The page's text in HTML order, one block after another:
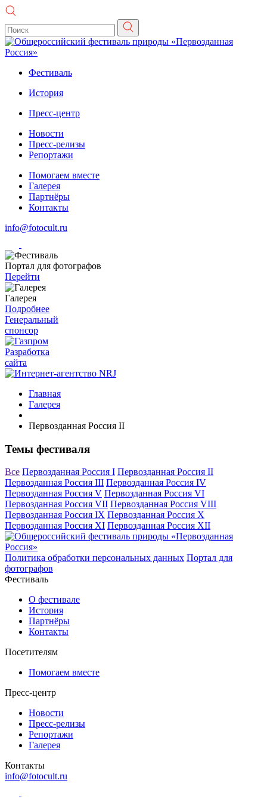
Фестиваль
История
Пресс-центр
Новости
Пресс-релизы
Репортажи
Помогаем вместе
Галерея
Партнёры
Контакты
info@fotocult.ru
Портал для фотографов
Перейти
Галерея
Подробнее
Генеральный
спонсор
Разработка
сайта
Главная
Галерея
Первозданная Россия II
Темы фестиваля
Все Первозданная Россия I Первозданная Россия II
Первозданная Россия III Первозданная Россия IV
Первозданная Россия V Первозданная Россия VI
Первозданная Россия VII Первозданная Россия VIII
Первозданная Россия IX Первозданная Россия X
Первозданная Россия XI Первозданная Россия XII
Политика обработки персональных данных Портал для
фотографов
Фестиваль
О фестивале
История
Партнёры
Контакты
Посетителям
Помогаем вместе
Пресс-центр
Новости
Пресс-релизы
Репортажи
Галерея
Контакты
info@fotocult.ru